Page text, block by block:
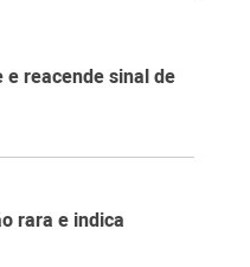
reacende sinal de
rara e indica